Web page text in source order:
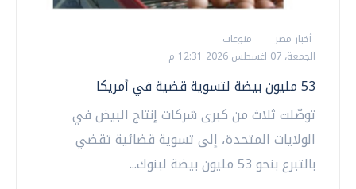
أخبار مصر
منوعات
الجمعة، 07 اغسطس 2026 12:31 م
53 مليون بيضة لتسوية قضية في أمريكا
توصّلت ثلاث من كبرى شركات إنتاج البيض في
الولايات المتحدة، إلى تسوية قضائية تقضي
بالتبرع بنحو 53 مليون بيضة لبنوك...